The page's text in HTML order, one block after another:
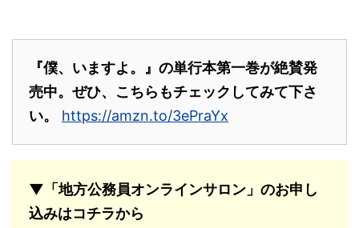
『僕、いますよ。』の単行本第一巻が絶賛発
売中。ぜひ、こちらもチェックしてみて下さ
い。
https://amzn.to/3ePraYx
▼「地方公務員オンラインサロン」のお申し
込みはコチラから